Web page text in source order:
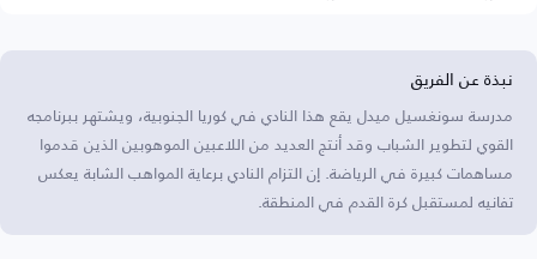
نبذة عن الفريق
مدرسة سونغسيل ميدل يقع هذا النادي في كوريا الجنوبية، ويشتهر ببرنامجه
القوي لتطوير الشباب وقد أنتج العديد من اللاعبين الموهوبين الذين قدموا
مساهمات كبيرة في الرياضة. إن التزام النادي برعاية المواهب الشابة يعكس
تفانيه لمستقبل كرة القدم في المنطقة.